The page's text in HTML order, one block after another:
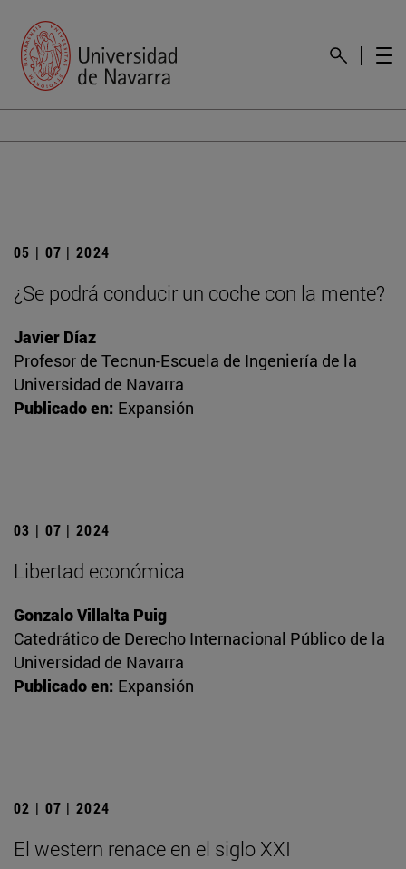
05 | 07 | 2024
¿Se podrá conducir un coche con la mente?
Javier Díaz
Profesor de Tecnun-Escuela de Ingeniería de la
Universidad de Navarra
Publicado en: Expansión
03 | 07 | 2024
Libertad económica
Gonzalo Villalta Puig
Catedrático de Derecho Internacional Público de la
Universidad de Navarra
Publicado en: Expansión
02 | 07 | 2024
El western renace en el siglo XXI